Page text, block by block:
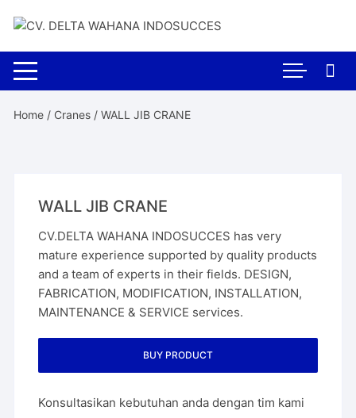
Home / Cranes / WALL JIB CRANE
WALL JIB CRANE
CV.DELTA WAHANA INDOSUCCES has very
mature experience supported by quality products
and a team of experts in their fields. DESIGN,
FABRICATION, MODIFICATION, INSTALLATION,
MAINTENANCE & SERVICE services.
BUY PRODUCT
Konsultasikan kebutuhan anda dengan tim kami